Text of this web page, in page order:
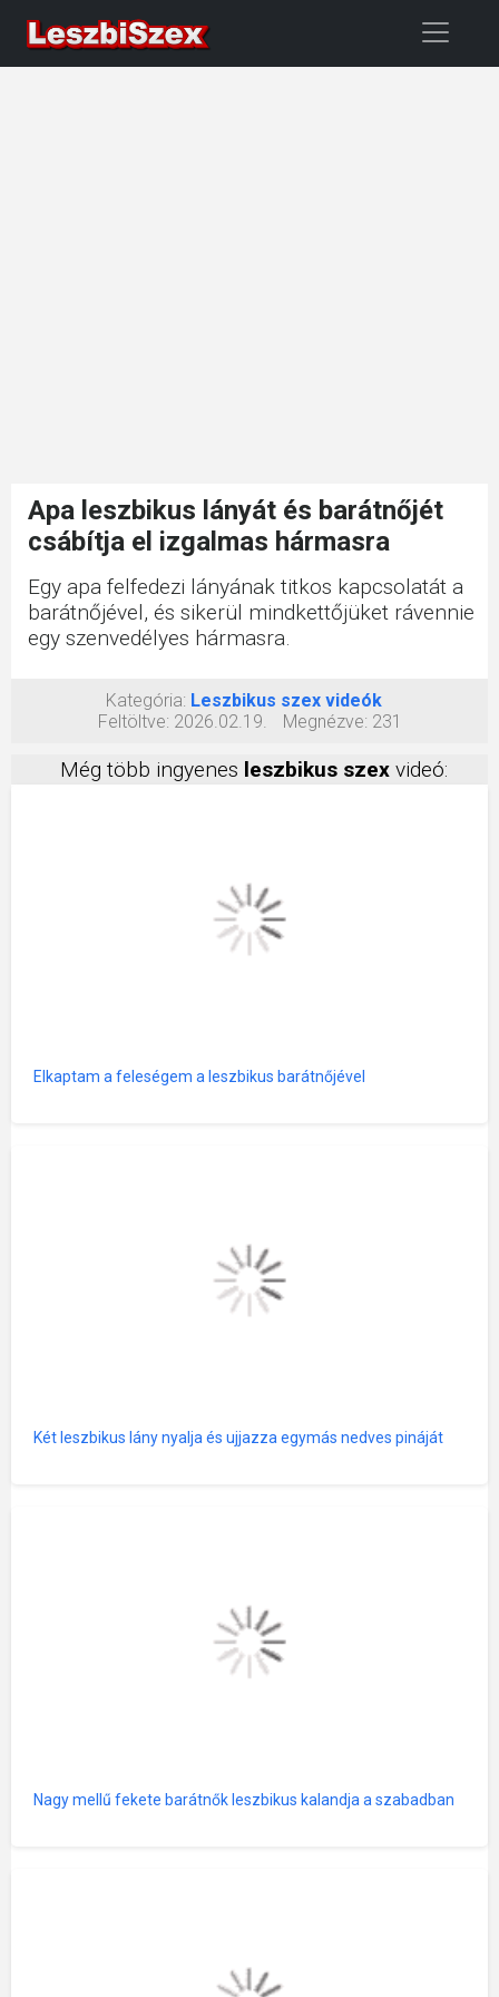
Apa leszbikus lányát és barátnőjét
csábítja el izgalmas hármasra
Egy apa felfedezi lányának titkos kapcsolatát a
barátnőjével, és sikerül mindkettőjüket rávennie
egy szenvedélyes hármasra.
Kategória: Leszbikus szex videók
Feltöltve: 2026.02.19. Megnézve: 231
Még több ingyenes leszbikus szex videó:
Elkaptam a feleségem a leszbikus barátnőjével
Két leszbikus lány nyalja és ujjazza egymás nedves pináját
Nagy mellű fekete barátnők leszbikus kalandja a szabadban